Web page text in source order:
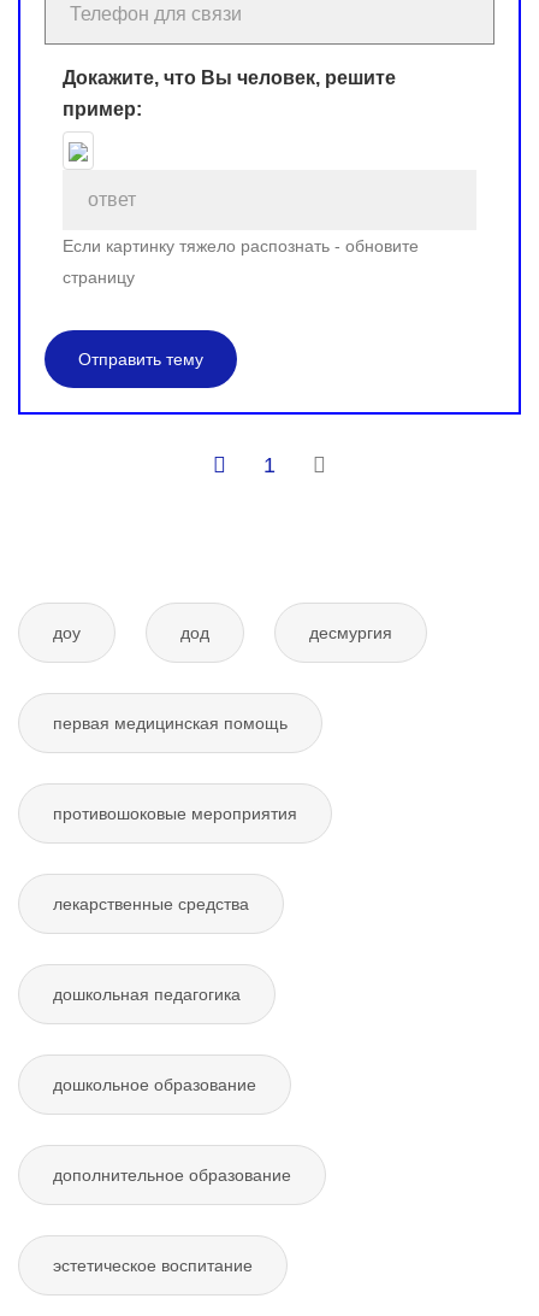
Докажите, что Вы человек, решите
пример:
Если картинку тяжело распознать - обновите
страницу
Отправить тему
1
доу дод десмургия
первая медицинская помощь
противошоковые мероприятия
лекарственные средства
дошкольная педагогика
дошкольное образование
дополнительное образование
эстетическое воспитание